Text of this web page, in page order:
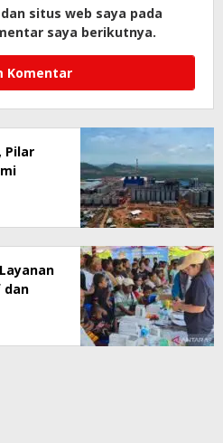
situs web saya pada
saya berikutnya.
Pilar
dan